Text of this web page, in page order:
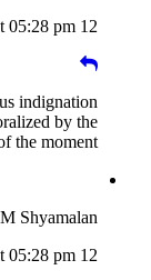
12 May 2017 at 05:28 pm
indignation
by the
the moment
M Shyamalan
12 May 2017 at 05:28 pm